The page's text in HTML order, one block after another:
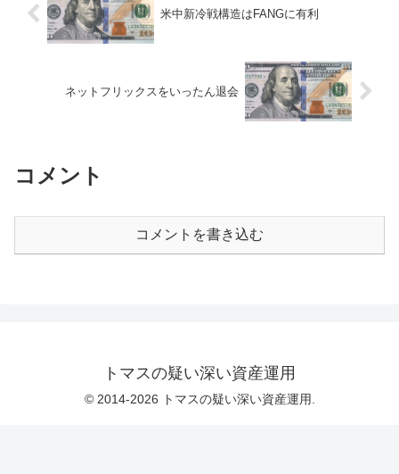
米中新冷戦構造はFANGに有利
ネットフリックスをいったん退会
コメント
コメントを書き込む
トマスの疑い深い資産運用
© 2014-2026 トマスの疑い深い資産運用.